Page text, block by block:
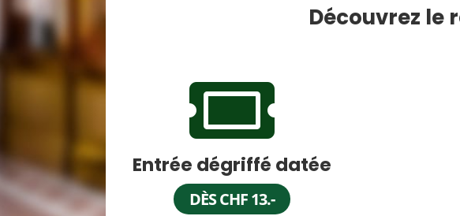
Découvrez le

Entrée dégriffé datée
DÈS CHF 13.-